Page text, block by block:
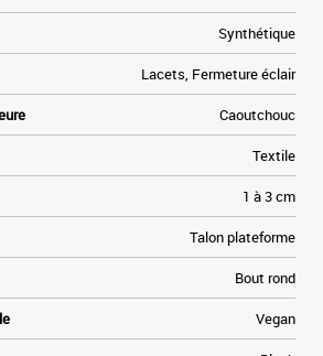
Synthétique
Lacets, Fermeture éclair
Caoutchouc
Textile
1 à 3 cm
Talon plateforme
Bout rond
Vegan